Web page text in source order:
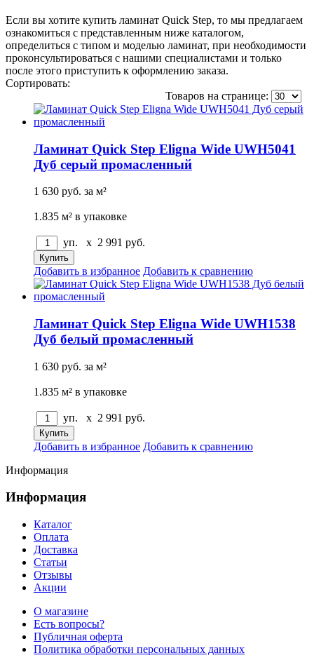
Если вы хотите купить ламинат Quick Step, то мы предлагаем
ознакомиться с представленным ниже каталогом,
определиться с типом и моделью ламинат, при необходимости
проконсультироваться с нашими специалистами и только
после этого приступить к оформлению заказа.
Сортировать:
Товаров на странице:
Ламинат Quick Step Eligna Wide UWH5041
Дуб серый промасленный
1 630 руб. за м²
1.835 м² в упаковке
уп. x 2 991 руб.
Добавить в избранное Добавить к сравнению
Ламинат Quick Step Eligna Wide UWH1538
Дуб белый промасленный
1 630 руб. за м²
1.835 м² в упаковке
уп. x 2 991 руб.
Добавить в избранное Добавить к сравнению
Информация
Информация
Каталог
Оплата
Доставка
Статьи
Отзывы
Акции
О магазине
Есть вопросы?
Публичная оферта
Политика обработки персональных данных